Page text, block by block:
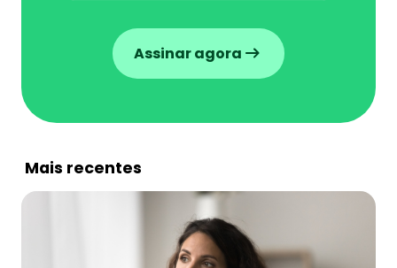
Assinar agora
Mais recentes